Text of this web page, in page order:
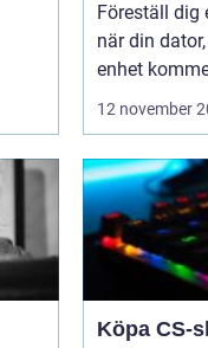
Föreställ dig
när din
enhet
12 november
Köpa CS-